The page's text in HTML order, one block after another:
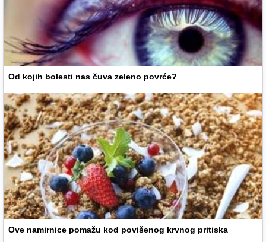
Od kojih bolesti nas čuva zeleno povrće?
Ove namirnice pomažu kod povišenog krvnog pritiska